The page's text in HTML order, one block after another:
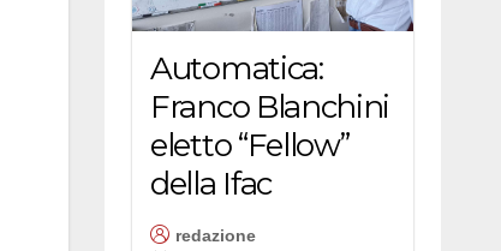
Automatica:
Franco Blanchini
eletto “Fellow”
della Ifac
redazione